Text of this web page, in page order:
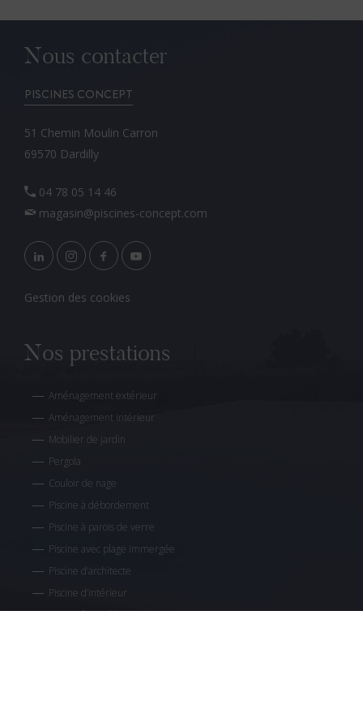
Nous contacter
PISCINES CONCEPT
51 Chemin Moulin Carron
69570 Dardilly
04 78 05 14 46
magasin@piscines-concept.com
Gestion des cookies
Nos prestations
Aménagement extérieur
Aménagement intérieur
Mobilier de jardin
Pergola
Couloir de nage
Piscine à débordement
Piscine à parois de verre
Piscine avec plage immergée
Piscine d’architecte
Piscine d’intérieur
Piscine forme libre